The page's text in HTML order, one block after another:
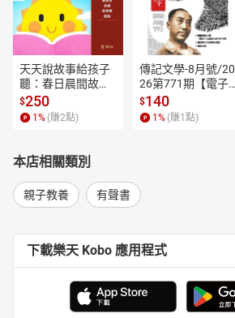
天天說故事給孩子
聽：春日晨間故事
【有聲書】
$250
1 % (賺2點)
傳記文學-8月號/20
26第771期【電子
書】
$140
1 % (賺1 點)
本店相關類別
親子教養 有聲書
下載樂天 Kobo 應用程式